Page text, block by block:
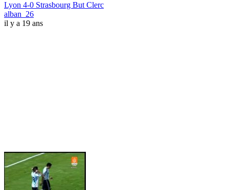
Lyon 4-0 Strasbourg But Clerc
alban_26
il y a 19 ans